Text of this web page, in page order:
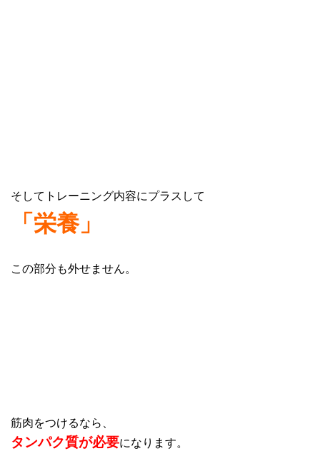
そしてトレーニング内容にプラスして
「栄養」
この部分も外せません。
筋肉をつけるなら、
タンパク質が必要になります。